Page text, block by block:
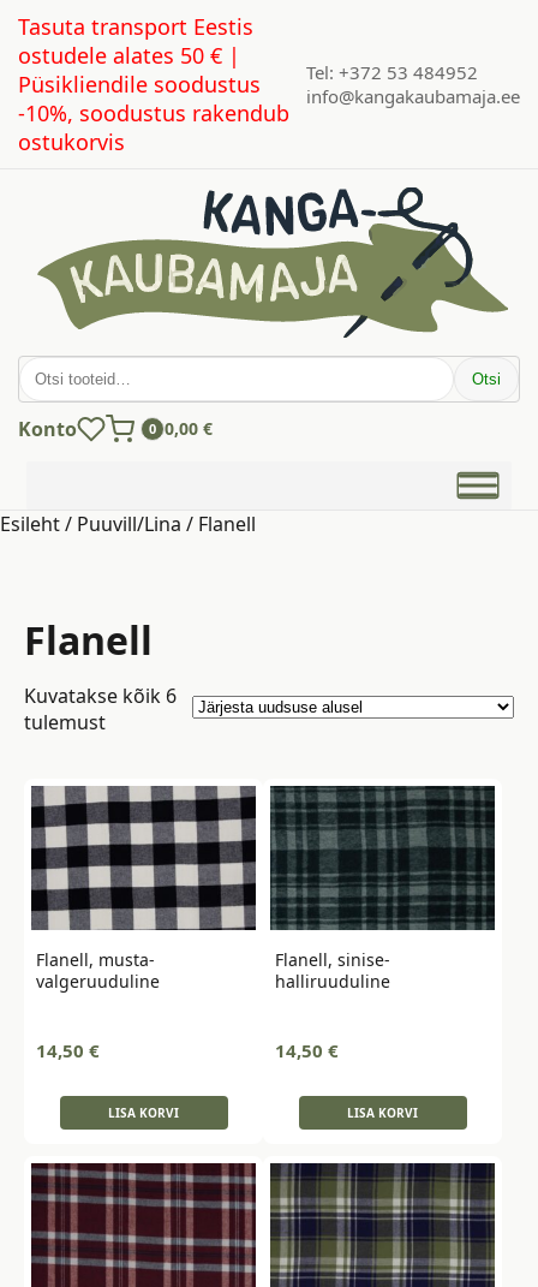
Tasuta transport Eestis
ostudele alates 50 € |
Püsikliendile soodustus
-10%, soodustus rakendub
ostukorvis
Tel: +372 53 484952
info@kangakaubamaja.ee
Otsi: Otsi
Konto 0 0,00 €
Esileht/ Puuvill/Lina / Flanell
Flanell
Kuvatakse kõik 6
tulemustSorted
Flanell, musta-
valgeruuduline
14,50 €
LISA KORVI
Flanell, sinise-
halliruuduline
14,50 €
LISA KORVI